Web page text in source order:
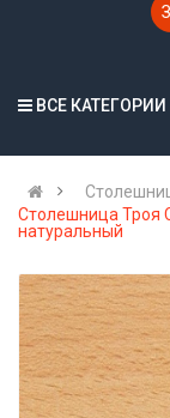
ВСЕ КАТЕГОРИИ
Столешница Троя
натуральный